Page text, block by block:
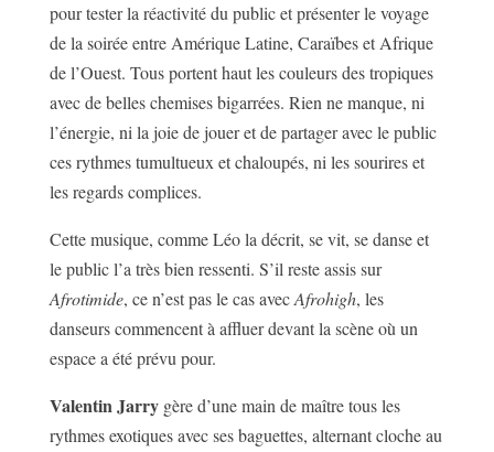
pour tester la réactivité du public et présenter le voyage
de la soirée entre Amérique Latine, Caraïbes et Afrique
de l’Ouest. Tous portent haut les couleurs des tropiques
avec de belles chemises bigarrées. Rien ne manque, ni
l’énergie, ni la joie de jouer et de partager avec le public
ces rythmes tumultueux et chaloupés, ni les sourires et
les regards complices.
Cette musique, comme Léo la décrit, se vit, se danse et
le public l’a très bien ressenti. S’il reste assis sur
Afrotimide, ce n’est pas le cas avecAfrohigh, les
danseurs commencent à affluer devant la scène où un
espace a été prévu pour.
Valentin Jarrygère d’une main de maître tous les
rythmes exotiques avec ses baguettes, alternant cloche au